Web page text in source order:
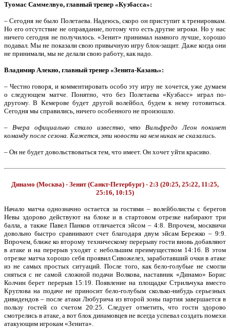
Туомас Саммелвуо, главный тренер «Кузбасса»:
– Сегодня не было Полетаева. Надеюсь, скоро он приступит к тренировкам.
Но его отсутствие не оправдание, потому что есть другие игроки. Но у нас
ничего сегодня не получилось. «Зенит» принимал намного лучше, хорошо
подавал. Мы не показали свою привычную игру блок-защит. Даже когда они
не принимали, мы не делали свою работу, как надо.
Владимир Алекно, главный тренер «Зенита-Казань»:
– Честно говоря, и комментировать особо эту игру не хочется, уже думаем
о следующем матче. Понятно, что без Полетаева «Кузбасс» играл по-
другому. В Кемерове будет другой волейбол, будем к нему готовиться.
Сегодня мы справились, ничего особенного не произошло.
– Вчера официально стало известно, что Вильфредо Леон покинет
команду после сезона. Кажется, эти новости на нем никак не сказались.
– Он не будет довольствоваться тем, что имеет. Он хочет уйти красиво.
Динамо (Москва) - Зенит (Санкт-Петербург) - 2:3 (20:25, 25:22, 11:25,
25:16, 10:15)
Начало матча однозначно остается за гостями – волейболисты с берегов
Невы здорово действуют на блоке и в стартовом отрезке набирают три
балла, а также Павел Панков отличается эйсом – 4:8. Впрочем, москвичи
довольно быстро сравнивают счет благодаря двум эйсам Бережко – 9:9.
Впрочем, ближе ко второму техническому перерыву гости вновь добавляют
в атаке и на перерыв уходят с небольшим преимуществом 14:16. В этом
отрезке матча хорошо себя проявил Сивожелез, заработавший очки в атаке
из не самых простых ситуаций. После того, как бело-голубые не смогли
сняться с не самой сложной подачи Волкова, наставник «Динамо» Борис
Колчин берет перерыв 15:19. Появление на площадке Стрильчука вместо
Круглова на подаче не приносит бело-голубым сколько-нибудь серьезных
дивидендов – после атаки Любурича из второй зоны партия завершается в
пользу гостей со счетом 20:25. Следует отметить, что гости здорово
смотрелись в атаке, а вот блок динамовцев не всегда успевал создать помехи
атакующим игрокам «Зенита».